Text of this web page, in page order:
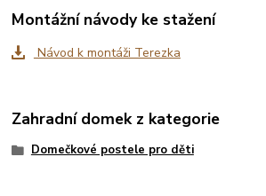
Montážní návody ke stažení
Návod k montáži Terezka
Zahradní domek z kategorie
Domečkové postele pro děti